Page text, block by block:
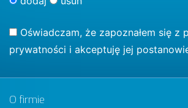
Oświadczam, że zapoznałem się z
prywatności i akceptuję jej
O firmie